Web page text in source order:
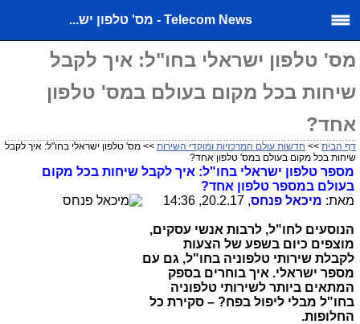
Telecom News - מס' טלפון יש...
מס' טלפון ישראלי בחו"ל: איך לקבל
שיחות בכל מקום בעולם במס' טלפון
אחד?
דף הבית >> חדשות עולם המרכזיות ומוקדי השירות >> מס' טלפון ישראלי בחו"ל: איך לקבל
שיחות בכל מקום בעולם במס' טלפון אחד?
מספר טלפון ישראלי בחו"ל: איך לקבל שיחות בכל מקום
בעולם במספר טלפון אחד?
מאת: מיכאל פנחס, 20.2.17, 14:36
הנוסעים לחו"ל, לרבות אנשי עסקים,
מוצפים כיום בשפע של הצעות
לקבלת שירותי טלפוניה בחו"ל, גם עם
מספר ישראלי. איך בוחרים בספק
המתאים ביותר לשירותי טלפוניה
בחו"ל מבלי ליפול בפח? – סקירת כל
החלופות.